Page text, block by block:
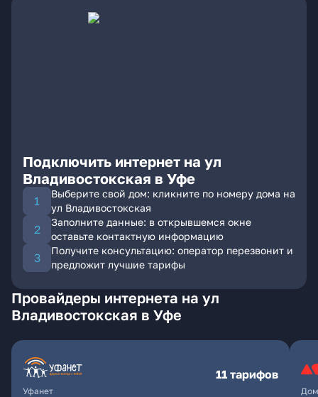
Подключить интернет на ул
Владивостокская в Уфе
Выберите свой дом: кликните по номеру дома на
ул Владивостокская
Заполните данные: в открывшемся окне
оставьте контактную информацию
Получите консультацию: оператор перезвонит и
предложит лучшие тарифы
Провайдеры интернета на ул
Владивостокская в Уфе
Уфанет
11 тарифов